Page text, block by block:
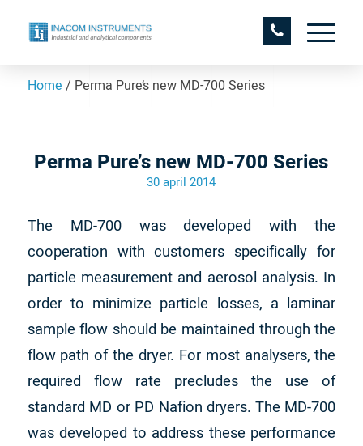
Home / Perma Pure’s new MD-700 Series
Perma Pure’s new MD-700 Series
30 april 2014
The MD-700 was developed with the
cooperation with customers specifically for
particle measurement and aerosol analysis. In
order to minimize particle losses, a laminar
sample flow should be maintained through the
flow path of the dryer. For most analysers, the
required flow rate precludes the use of
standard MD or PD Nafion dryers. The MD-700
was developed to address these performance